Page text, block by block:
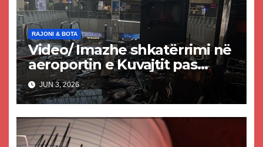
RAJONI & BOTA
Video/ Imazhe shkatërrimi në
aeroportin e Kuvajtit pas
sulmit iranian, një i vdekur
dhe shumë të plagosur
JUN 3, 2026